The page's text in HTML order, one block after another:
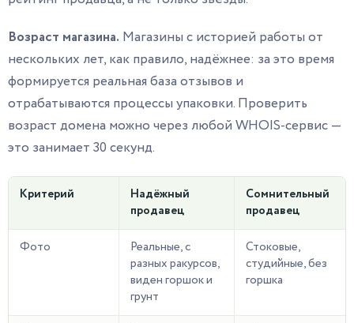
Возраст магазина. Магазины с историей работы от
нескольких лет, как правило, надёжнее: за это время
формируется реальная база отзывов и
отрабатываются процессы упаковки. Проверить
возраст домена можно через любой WHOIS-сервис —
это занимает 30 секунд.
Критерий
Надёжный
продавец
Сомнительный
продавец
Фото
Реальные, с
разных ракурсов,
виден горшок и
грунт
Стоковые,
студийные, без
горшка